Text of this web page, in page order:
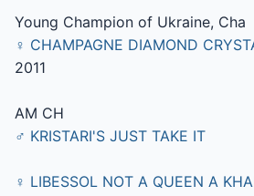
Young Champion of Ukraine, Cha
♀ CHAMPAGNE DIAMOND
2011
AM CH
♂ KRISTARI'S JUST TAKE IT
♀ LIBESSOL NOT A QUEEN A